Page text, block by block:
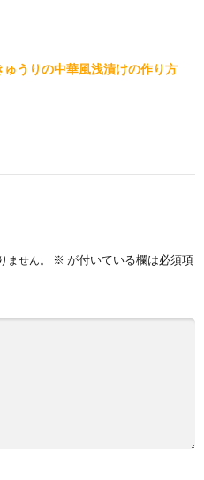
ゅうりの中華風浅漬けの作り方
ません。 ※ が付いている欄は必須項